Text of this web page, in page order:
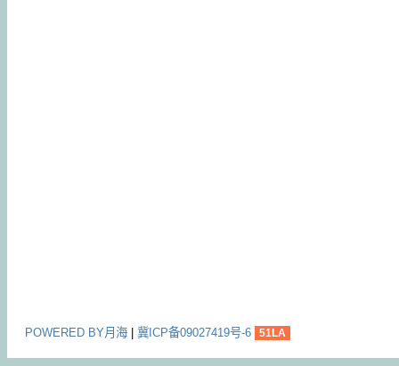
POWERED BY月海 冀ICP备09027419号-6 51LA